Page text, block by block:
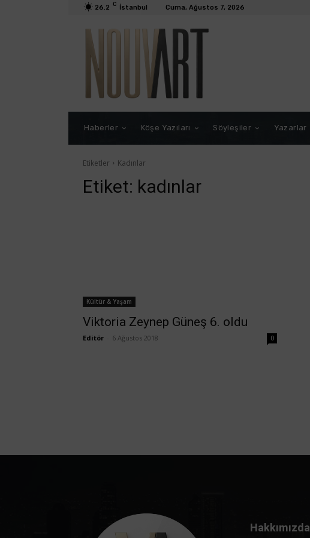
26.2 C İstanbul Cuma, Ağustos 7, 2026
Haberler Köşe Yazıları Söyleşiler Yazarlar
Etiketler Kadınlar
Etiket: kadınlar
Kültür & Yaşam
Viktoria Zeynep Güneş 6. oldu
Editör 6 Ağustos 2018 0
Hakkımızda